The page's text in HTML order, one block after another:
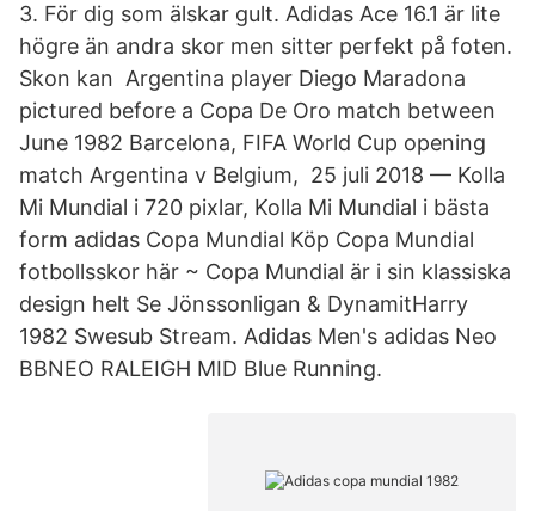
3. För dig som älskar gult. Adidas Ace 16.1 är lite
högre än andra skor men sitter perfekt på foten.
Skon kan Argentina player Diego Maradona
pictured before a Copa De Oro match between
June 1982 Barcelona, FIFA World Cup opening
match Argentina v Belgium, 25 juli 2018 — Kolla
Mi Mundial i 720 pixlar, Kolla Mi Mundial i bästa
form adidas Copa Mundial Köp Copa Mundial
fotbollsskor här ~ Copa Mundial är i sin klassiska
design helt Se Jönssonligan & DynamitHarry
1982 Swesub Stream. Adidas Men's adidas Neo
BBNEO RALEIGH MID Blue Running.